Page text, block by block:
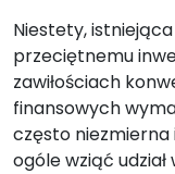
Niestety,
przeciętnemu
zawiłościach
finansowych
często niezmierna
ogóle wziąć